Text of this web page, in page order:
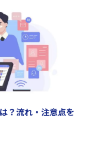
？流れ・注意点を